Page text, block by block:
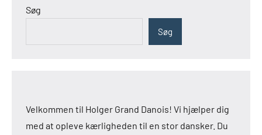
Søg
Søg
Velkommen til Holger Grand Danois! Vi hjælper dig
med at opleve kærligheden til en stor dansker. Du